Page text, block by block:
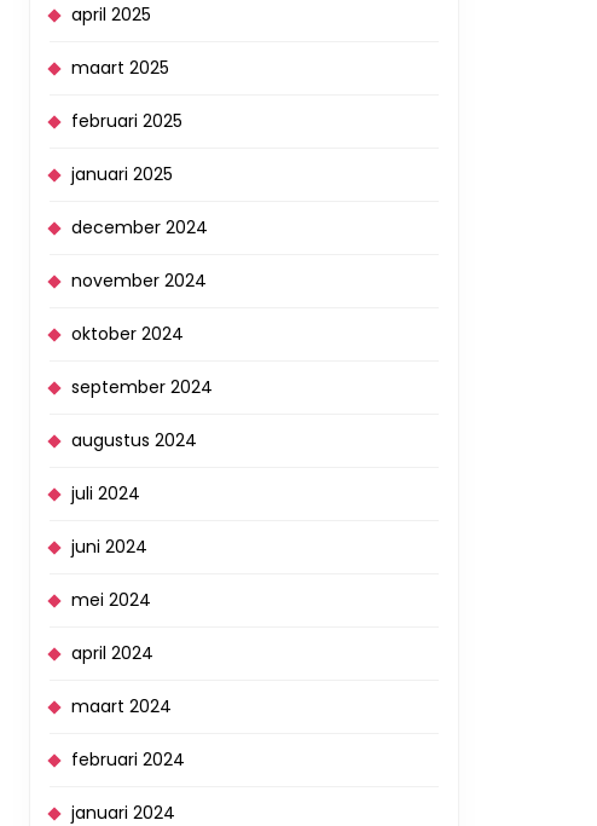
april 2025
maart 2025
februari 2025
januari 2025
december 2024
november 2024
oktober 2024
september 2024
augustus 2024
juli 2024
juni 2024
mei 2024
april 2024
maart 2024
februari 2024
januari 2024